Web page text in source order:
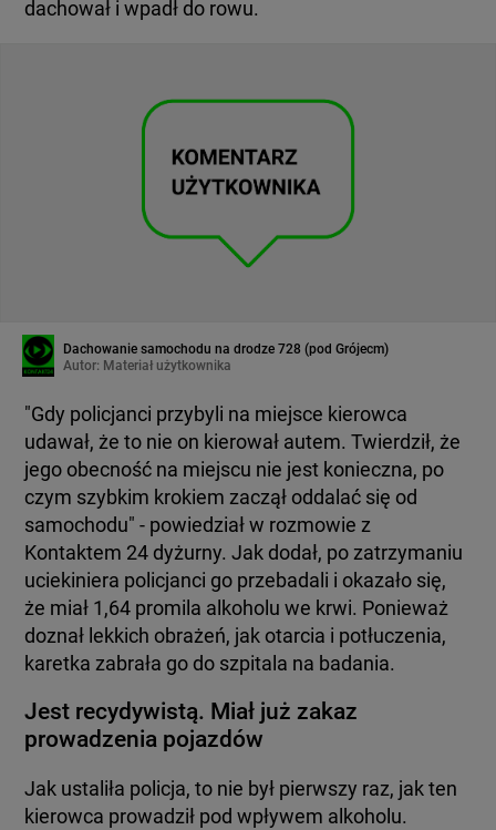
dachował i wpadł do rowu.
Dachowanie samochodu na drodze 728 (pod Grójecm)
Autor: Materiał użytkownika
"Gdy policjanci przybyli na miejsce kierowca
udawał, że to nie on kierował autem. Twierdził, że
jego obecność na miejscu nie jest konieczna, po
czym szybkim krokiem zaczął oddalać się od
samochodu" - powiedział w rozmowie z
Kontaktem 24 dyżurny. Jak dodał, po zatrzymaniu
uciekiniera policjanci go przebadali i okazało się,
że miał 1,64 promila alkoholu we krwi. Ponieważ
doznał lekkich obrażeń, jak otarcia i potłuczenia,
karetka zabrała go do szpitala na badania.
Jest recydywistą. Miał już zakaz
prowadzenia pojazdów
Jak ustaliła policja, to nie był pierwszy raz, jak ten
kierowca prowadził pod wpływem alkoholu.